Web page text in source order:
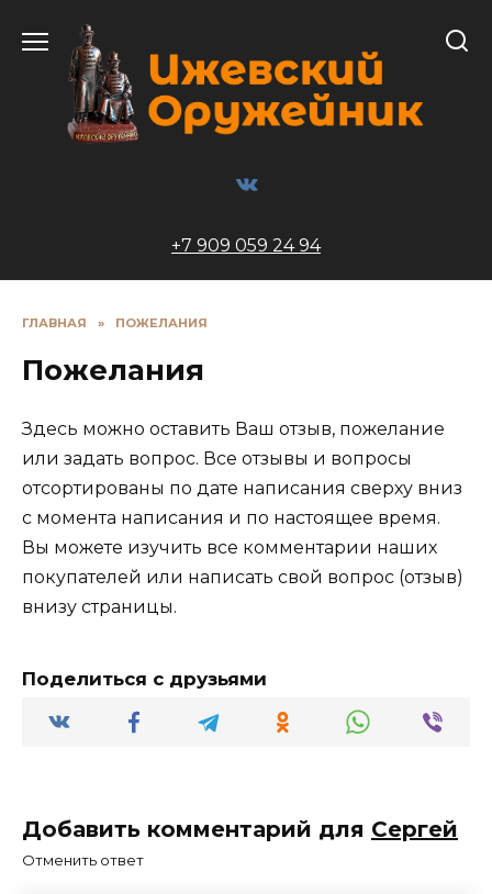
содержанию
+7 909 059 24 94
ГЛАВНАЯ » ПОЖЕЛАНИЯ
Пожелания
Здесь можно оставить Ваш отзыв, пожелание
или задать вопрос. Все отзывы и вопросы
отсортированы по дате написания сверху вниз
с момента написания и по настоящее время.
Вы можете изучить все комментарии наших
покупателей или написать свой вопрос (отзыв)
внизу страницы.
Поделиться с друзьями
Добавить комментарий для Сергей
Отменить ответ